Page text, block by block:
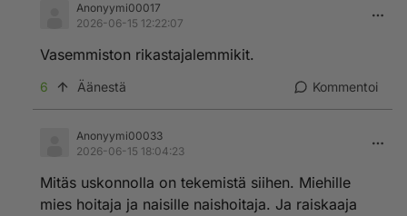
Anonyymi00017
2026-06-15 12:22:07
Vasemmiston rikastajalemmikit.
6 Äänestä Kommentoi
Anonyymi00033
2026-06-15 18:04:23
Mitäs uskonnolla on tekemistä siihen. Miehille
mies hoitaja ja naisille naishoitaja. Ja raiskaaja